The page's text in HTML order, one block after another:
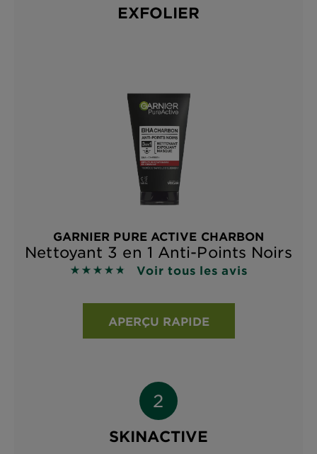
EXFOLIER
GARNIER PURE ACTIVE CHARBON
Nettoyant 3 en 1 Anti-Points Noirs
4.7426 sur 5 étoiles basé sur les avis
Voir tous les avis
APERÇU RAPIDE
SKINACTIVE